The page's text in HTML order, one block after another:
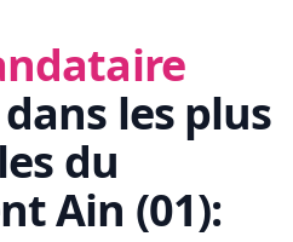
dans les plus
du
Ain (01):